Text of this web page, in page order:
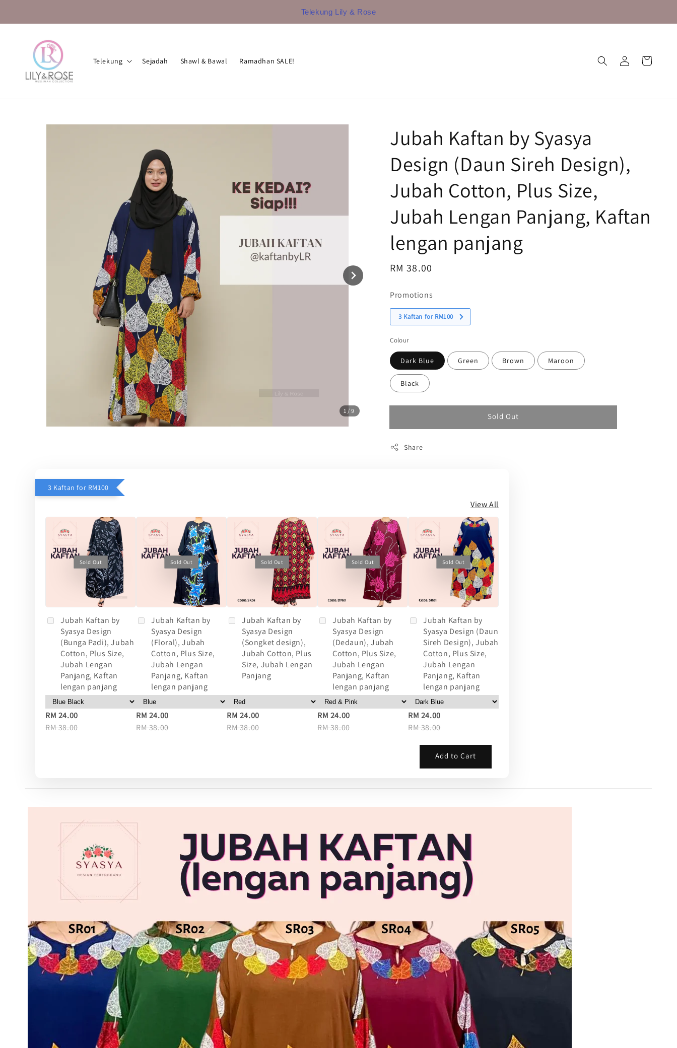
Telekung Lily & Rose
Telekung Sejadah Shawl & Bawal Ramadhan SALE!
1 /9
Jubah Kaftan by Syasya
Design (Daun Sireh Design),
Jubah Cotton, Plus Size,
Jubah Lengan Panjang, Kaftan
lengan panjang
Regular
RM 38.00
Promotions
3 Kaftan for RM100
Colour
Dark Blue Green Brown Maroon
Black
Sold Out
Share
3 Kaftan for RM100
View All
Sold Out
Jubah Kaftan by
Syasya Design
(Bunga Padi), Jubah
Cotton, Plus Size,
Jubah Lengan
Panjang, Kaftan
lengan panjang
RM 24.00
RM 38.00
Sold Out
Jubah Kaftan by
Syasya Design
(Floral), Jubah
Cotton, Plus Size,
Jubah Lengan
Panjang, Kaftan
lengan panjang
RM 24.00
RM 38.00
Sold Out
Jubah Kaftan by
Syasya Design
(Songket design),
Jubah Cotton, Plus
Size, Jubah Lengan
Panjang
RM 24.00
RM 38.00
Sold Out
Jubah Kaftan by
Syasya Design
(Dedaun), Jubah
Cotton, Plus Size,
Jubah Lengan
Panjang, Kaftan
lengan panjang
RM 24.00
RM 38.00
Sold Out
Jubah Kaftan by
Syasya Design (Daun
Sireh Design), Jubah
Cotton, Plus Size,
Jubah Lengan
Panjang, Kaftan
lengan panjang
RM 24.00
RM 38.00
Add to Cart